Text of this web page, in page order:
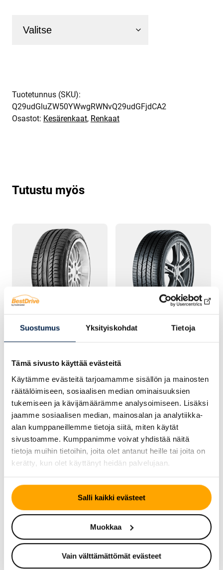
Suostumus Yksityiskohdat Tietoja
Tämä sivusto käyttää evästeitä
Käytämme evästeitä tarjoamamme sisällön ja mainosten
räätälöimiseen, sosiaalisen median ominaisuuksien
tukemiseen ja kävijämäärämme analysoimiseen. Lisäksi
jaamme sosiaalisen median, mainosalan ja analytiikka-
alan kumppaneillemme tietoja siitä, miten käytät
sivustoamme. Kumppanimme voivat yhdistää näitä
tietoja muihin tietoihin, joita olet antanut heille tai joita on
kerätty, kun olet käyttänyt heidän palvelujaan.
Salli kaikki evästeet
Muokkaa
Vain välttämättömät evästeet
Tuotetunnus (SKU):
Q29udGluZW50YWwgRWNvQ29udGFjdCA2
Osastot: Kesärenkaat, Renkaat
Tutustu myös
KESÄRENGAS
Continental
KESÄRENGAS
Continental
Continental
ContiSportContact 5P
TALVIRENGAS – KITKA
Continental